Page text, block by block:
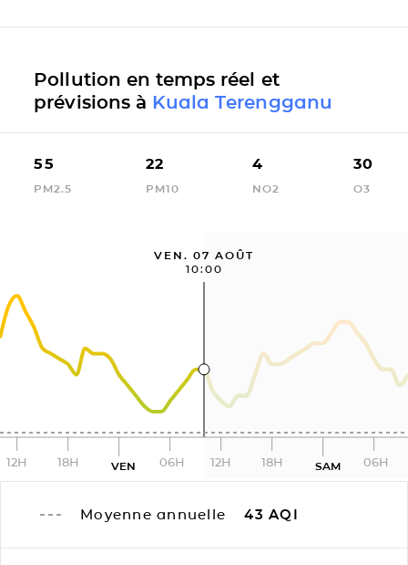
Pollution en temps réel et
prévisions à Kuala Terengganu
55
PM2.5
22
PM10
4
NO2
30
O3
VEN. 07 AOÛT
10:00
12H 18H VEN 06H 12H 18H SAM 06H
Moyenne annuelle 43 AQI